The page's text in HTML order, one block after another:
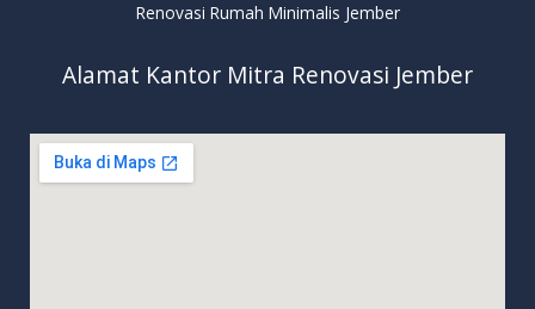
Renovasi Rumah Minimalis Jember
Alamat Kantor Mitra Renovasi Jember